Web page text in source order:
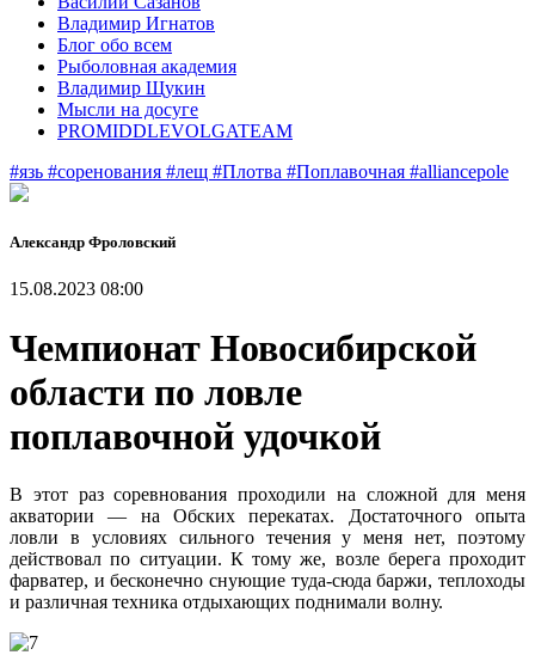
Владимир Игнатов
Блог обо всем
Рыболовная академия
Владимир Щукин
Мысли на досуге
PROMIDDLEVOLGATEAM
#язь #соренования #лещ #Плотва #Поплавочная #alliancepole
Александр Фроловский
15.08.2023 08:00
Чемпионат Новосибирской
области по ловле
поплавочной удочкой
В этот раз соревнования проходили на сложной для меня
акватории — на Обских перекатах. Достаточного опыта
ловли в условиях сильного течения у меня нет, поэтому
действовал по ситуации. К тому же, возле берега проходит
фарватер, и бесконечно снующие туда-сюда баржи, теплоходы
и различная техника отдыхающих поднимали волну.